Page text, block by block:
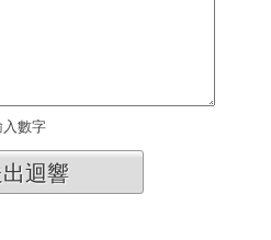
數字
迴響